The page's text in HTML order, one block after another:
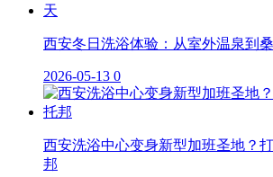
西安冬日洗浴体验：从室外温泉到
2026-05-13 0
西安洗浴中心变身新型加班圣地？
邦